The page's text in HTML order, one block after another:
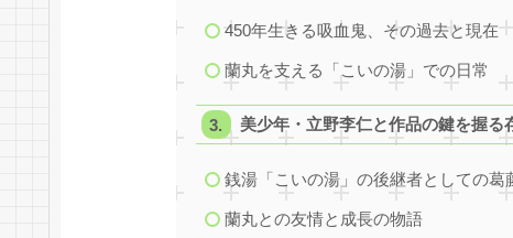
450年生きる吸血鬼、その過去と現在
蘭丸を支える「こいの湯」での日常
美少年・立野李仁と作品の鍵を握る
銭湯「こいの湯」の後継者としての葛
蘭丸との友情と成長の物語